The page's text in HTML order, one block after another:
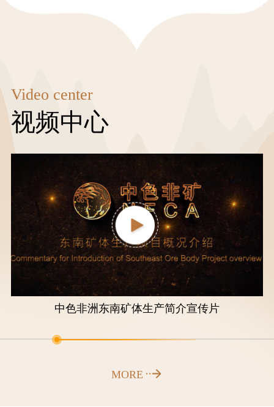
Video center
视频中心
中色非洲东南矿体生产简介宣传片
MORE